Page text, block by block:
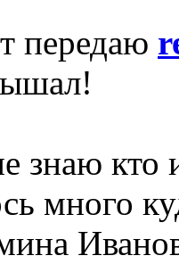
передаю
знаю кто
много